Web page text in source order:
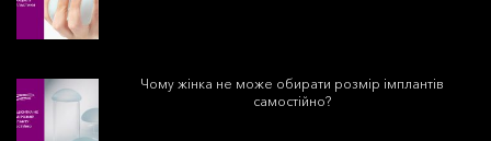
Чому жінка не може обирати розмір імплантів
самостійно?